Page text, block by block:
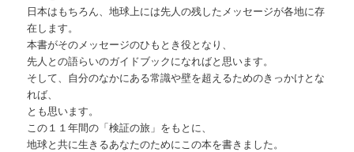
日本はもちろん、地球上には先人の残したメッセージが各地に存
在します。
本書がそのメッセージのひもとき役となり、
先人との語らいのガイドブックになればと思います。
そして、自分のなかにある常識や壁を超えるためのきっかけとな
れば、
とも思います。
この１１年間の「検証の旅」をもとに、
地球と共に生きるあなたのためにこの本を書きました。